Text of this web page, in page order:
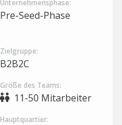
Unternehmensphase:
Pre-Seed-Phase
Zielgruppe:
B2B2C
Größe des Teams:
11-50 Mitarbeiter
Hauptquartier: